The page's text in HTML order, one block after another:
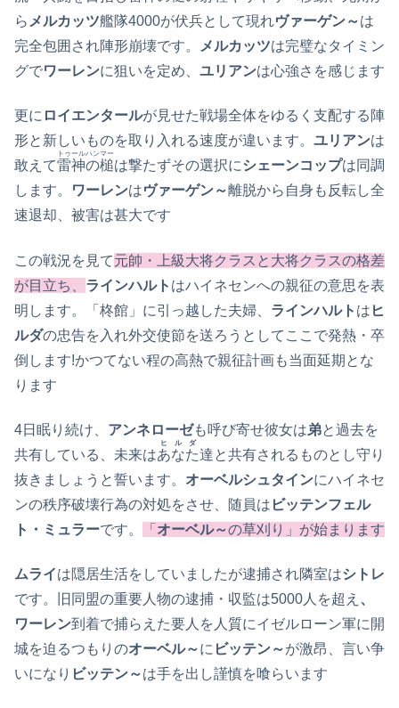
ら メルカッツ艦隊4000が伏兵として現れヴァーゲン～は
完全包囲され陣形崩壊です。
メルカッツは完璧なタイミン
グでワーレンに狙いを定め、 ユリアンは心強さを感じます
更に ロイエンタールが見せた戦場全体をゆるく支配する陣
形と新しいものを取り入れる速度が違います。 ユリアンは
敢えて雷神の槌
トゥールハンマー
は撃たずその選択にシェーンコップは同調
します。
ワーレンはヴァーゲン～離脱から自身も反転し全
速退却、被害は甚大です
この戦況を見て元帥・上級大将クラスと大将クラスの格差
が目立ち、 ラインハルト はハイネセンへの親征の意思を表
明します。「柊館」に引っ越した夫婦、 ラインハルト は ヒ
ルダの忠告を入れ外交使節を送ろうとしてここで発熱・卒
倒します!かつてない程の高熱で親征計画も当面延期とな
ります
4日眠り続け、 アンネローゼも呼び寄せ彼女は弟と過去を
共有している、未来はあなた
ヒルダ
達と共有されるものとし守り
抜きましょうと誓います。 オーベルシュタインにハイネセ
ンの秩序破壊行為の対処をさせ、随員は ビッテンフェル
ト・ミュラーです。 「 オーベル～の草刈り」が始まります
ムライは隠居生活をしていましたが逮捕され隣室はシトレ
です。旧同盟の重要人物の逮捕・収監は5000人を超え 、
ワーレン到着で捕らえた要人を人質にイゼルローン軍に開
城を迫るつもりのオーベル～に ビッテン～が激昂、言い争
いになり ビッテン～は手を出し謹慎を喰らいます